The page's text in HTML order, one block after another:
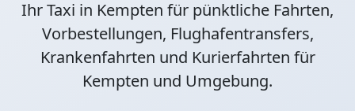
Ihr Taxi in Kempten für pünktliche Fahrten,
Vorbestellungen, Flughafentransfers,
Krankenfahrten und Kurierfahrten für
Kempten und Umgebung.